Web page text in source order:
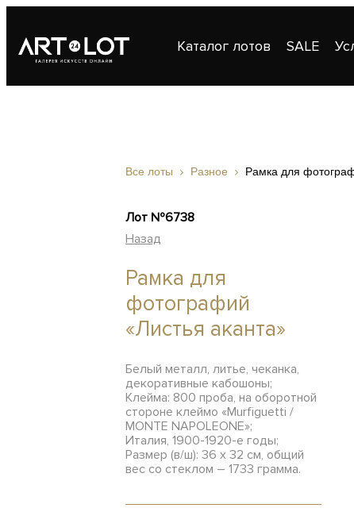
Каталог лотов SALE
Все лоты Разное Рамка для
Лот №6738
Назад
Рамка для
фотографий
«Листья аканта»
Белый металл, литье, чеканка,
декоративные кабошоны;
Клейма: 800 проба, на оборотной
стороне клеймо «Murfiguetti /
MONTE NAPOLEONE»;
Италия, 1900-1920-е годы;
Размер (в/ш): 36 х 32 см, общий
вес со стеклом – 1733 грамма.